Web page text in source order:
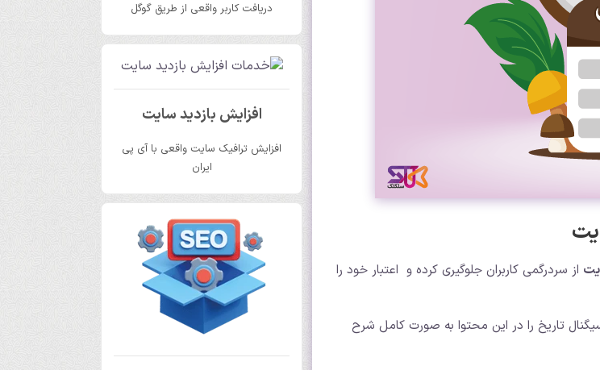
از سردرگمی کاربران جلوگیری کرده و اعتبار خود را
تاریخ را در این محتوا به صورت کامل شرح
دریافت کاربر واقعی از طریق گوگل
افزایش بازدید سایت
افزایش ترافیک سایت واقعی با آی پی
ایران